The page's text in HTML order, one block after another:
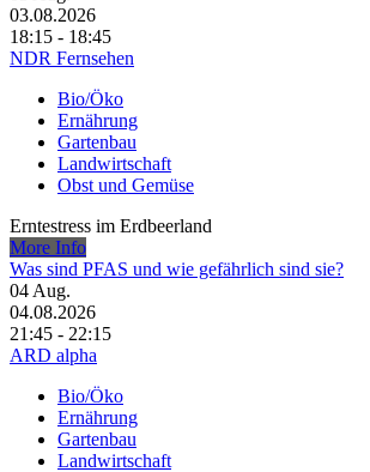
03.08.2026
18:15 - 18:45
NDR Fernsehen
Bio/Öko
Ernährung
Gartenbau
Landwirtschaft
Obst und Gemüse
Erntestress im Erdbeerland
More Info
Was sind PFAS und wie gefährlich sind sie?
04 Aug.
04.08.2026
21:45 - 22:15
ARD alpha
Bio/Öko
Ernährung
Gartenbau
Landwirtschaft